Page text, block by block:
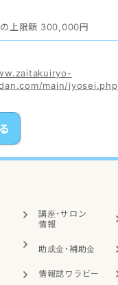
上限額 300,000円
main/jyosei.php
講座・サロン
情報
助成金・補助金
情報誌ワラビー